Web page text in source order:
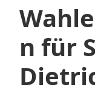
n für